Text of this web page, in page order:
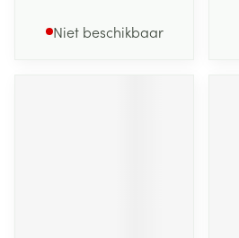
Niet beschikbaar